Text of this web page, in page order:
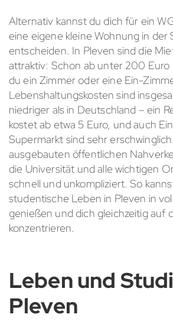
Alternativ kannst du dich für ein
eine eigene kleine Wohnung in der
entscheiden. In Pleven sind die
attraktiv: Schon ab unter 200
du ein Zimmer oder eine Ein-
Lebenshaltungskosten sind
niedriger als in Deutschland – ein
kostet ab etwa 5 Euro, und auch
Supermarkt sind sehr
ausgebauten öffentlichen
die Universität und alle wichtigen
schnell und unkompliziert. So
studentische Leben in Pleven in
genießen und dich gleichzeitig auf
konzentrieren.
Leben und
Pleven